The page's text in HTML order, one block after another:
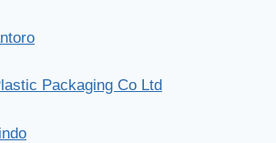
Packaging Co Ltd